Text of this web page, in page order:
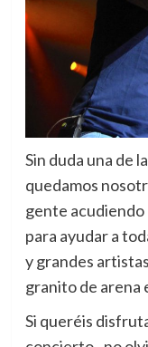
Sin duda una de
quedamos
gente acudiendo
para ayudar a
y grandes
granito de arena
Si queréis